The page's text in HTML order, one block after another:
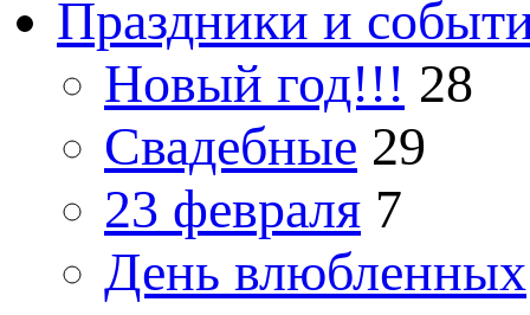
Праздники и
Новый год!!! 28
Свадебные 29
23 февраля 7
День влюбленных